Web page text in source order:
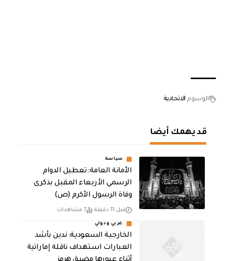
الوسوم الاتحادية
قد يهمك أيضا
سياسة
الأمانة العامة: تعطيل الدوام
الرسمي الأربعاء المقبل بذكرى
وفاة الرسول الأكرم (ص)
قبل 11 دقيقة 7 مشاهدات
عربي ودولي
‏الخارجية السعودية: ندين بأشد
العبارات استهداف ناقلة إماراتية